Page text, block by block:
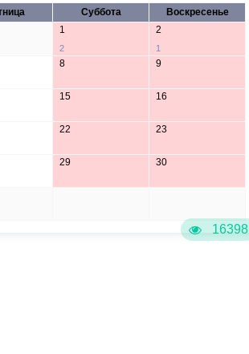
16398
Суббота Воскресенье
1
2
2
1
8 9
15 16
22 23
29 30